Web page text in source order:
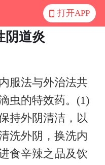
打开APP
阴道炎
服法与外治法共
虫的特效药。(1)
持外阴清洁，以
洗外阴，换洗内
食辛辣之品及饮